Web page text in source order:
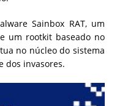
Sainbox RAT, um
um rootkit baseado no
no núcleo do sistema
dos invasores.